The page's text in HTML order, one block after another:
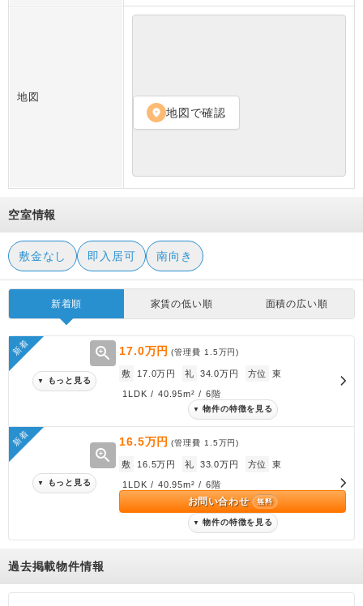
地図
location_on 地図で確認
空室情報
敷金なし 即入居可 南向き
新着順 家賃の低い順 面積の広い順
新着 zoom_in
▼ もっと見る
17.0万円 (管理費 1.5万円)
敷 17.0万円 礼 34.0万円 方位 東
1LDK / 40.95m² / 6階
▼ 物件の特徴を見る
新着
zoom_in
▼ もっと見る
16.5万円 (管理費 1.5万円)
敷 16.5万円 礼 33.0万円 方位 東
1LDK / 40.95m² / 6階
お問い合わせ 無料
▼ 物件の特徴を見る
過去掲載物件情報